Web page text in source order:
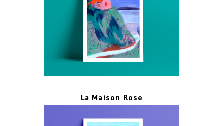
La Maison Rose